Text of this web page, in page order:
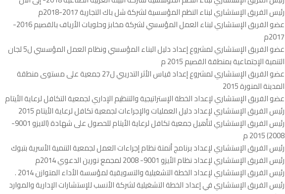
رئيس الفريق الإستشاري لبناء النظم المؤسسية لشركة شل باك التجارية 2017-2018م
عضو الفريق الإستشاري لبناء العمل المؤسسي لشركة مخابز وحلويات الأرياف بالقصيم 2016-
2017م
عضو الفريق الإستشاري لمشروع إعداد دليل البناء المؤسسي ونظام العمل المؤسسي ل5 لجان
التنمية الإجتماعية بمنطقة القصيم 2015 م
عضو الفريق الإستشاري لمشروع إعداد قياس الأثر التدريبي ل27 جمعية على مستوى منطقة
المدينة المنورة 2015
عضو الفريق الإستشاري لإعداد الخطة الإستراتيجية والتنظيم الإداري لجمعية التكافل لرعاية الأيتام
رئيس الفريق الإستشاري لإعداد دليل العمليات والإجراءات لجمعية تكافل لرعاية الأيتام 2015
رئيس الفريق الإستشاري لتأهيل جمعية تكافل لرعاية الأيتام للحصول على شهادة (الايزو 9001-
2008) 2015 م
رئيس الفريق الإستشاري لإعداد برنامج أتمتة نظام إجراءات العمل لجمعية التنمية الأسرية بتبوك
رئيس الفريق الإستشاري لإعداد نظام الأيزو 9001- 2008 لمجمع نورين الدعوي 2014م
رئيس الفريق الإستشاري لإعداد الخطة التشغيلية والتسويقية لمؤسسة الأداء المتوازن 2014 .
رئيس الفريق الإستشاري في إعداد الخطة التشغيلية لشركة الأنسب للإستشارات الإدارية والموارد